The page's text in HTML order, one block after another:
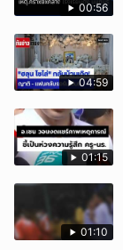
00:56
04:59
01:15
01:10